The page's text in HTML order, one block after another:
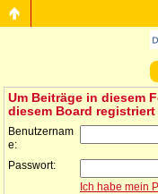
Um Beiträge in diesem
diesem Board
Benutzernam
e:
Passwort:
Ich habe mein